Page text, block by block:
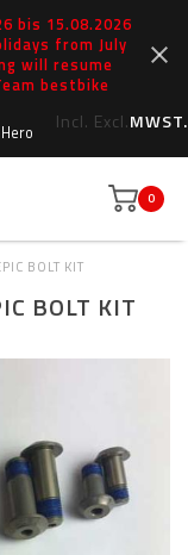
bis 15.08.2026
from July
will resume
bestbike
Incl. Excl.MWST.
0
BOLT KIT
BOLT KIT